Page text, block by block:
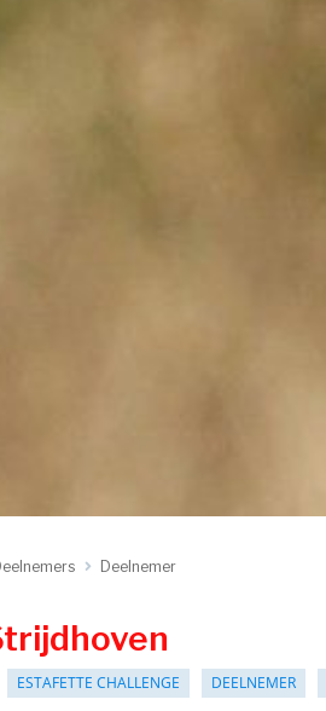
Deelnemer
ESTAFETTE CHALLENGE DEELNEMER